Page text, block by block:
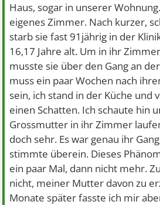
Haus, sogar in unserer
eigenes Zimmer. Nach kurzer,
starb sie fast 91jährig in der
16,17 Jahre alt. Um in ihr
musste sie über den Gang an
muss ein paar Wochen nach
sein, ich stand in der Küche und
einen Schatten. Ich schaute hin
Grossmutter in ihr Zimmer
doch sehr. Es war genau ihr
stimmte überein. Dieses
ein paar Mal, dann nicht mehr.
nicht, meiner Mutter davon zu
Monate später fasste ich mir